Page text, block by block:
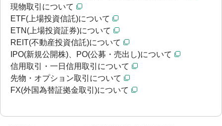
現物取引について
ETF(上場投資信託)について
ETN(上場投資証券)について
REIT(不動産投資信託)について
IPO(新規公開株)、PO(公募・売出し)について
信用取引・一日信用取引について
先物・オプション取引について
FX(外国為替証拠金取引)について